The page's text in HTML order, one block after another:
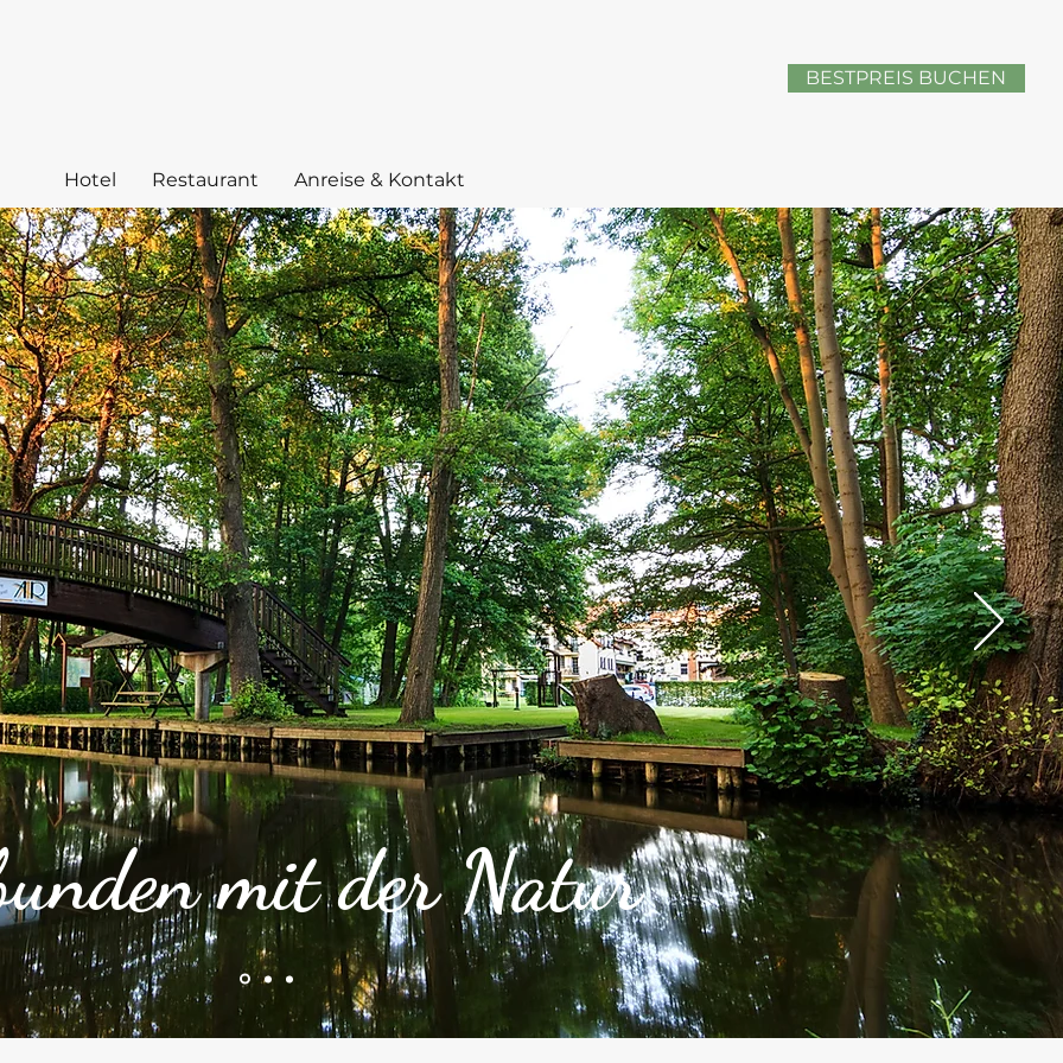
Am Alten
Hotel und
BESTPREIS BUCHEN
Hotel Restaurant Anreise & Kontakt
© Hotel & Restaurant Am Alten Rhin
mit der Natur